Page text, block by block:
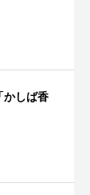
かしば香